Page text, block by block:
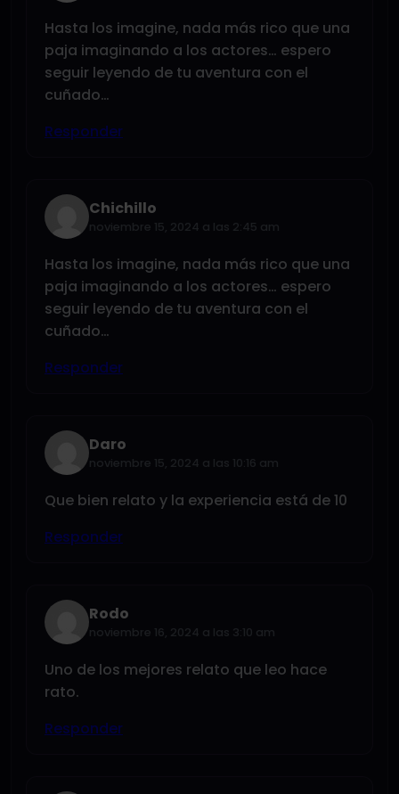
Hasta los imagine, nada más rico que una
paja imaginando a los actores… espero
seguir leyendo de tu aventura con el
cuñado…
Responder
Chichillo
noviembre 15, 2024 a las 2:45 am
Hasta los imagine, nada más rico que una
paja imaginando a los actores… espero
seguir leyendo de tu aventura con el
cuñado…
Responder
Daro
noviembre 15, 2024 a las 10:16 am
Que bien relato y la experiencia está de 10
Responder
Rodo
noviembre 16, 2024 a las 3:10 am
Uno de los mejores relato que leo hace
rato.
Responder